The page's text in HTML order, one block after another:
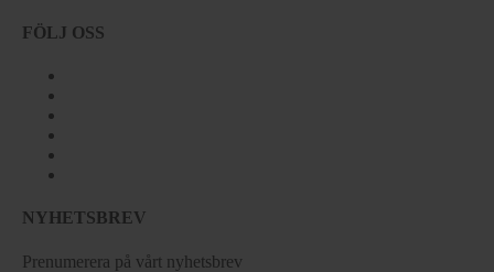
FÖLJ OSS
NYHETSBREV
Prenumerera på vårt nyhetsbrev